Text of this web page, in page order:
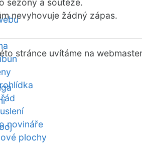
novináře
plochy
sezóny a soutěže.
nevyhovuje žádný zápas.
stránce uvítáme na webmaster